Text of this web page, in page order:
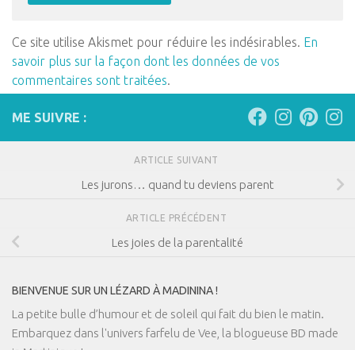
Ce site utilise Akismet pour réduire les indésirables. En
savoir plus sur la façon dont les données de vos
commentaires sont traitées.
ME SUIVRE :
ARTICLE SUIVANT
Les jurons… quand tu deviens parent
ARTICLE PRÉCÉDENT
Les joies de la parentalité
BIENVENUE SUR UN LÉZARD À MADININA !
La petite bulle d’humour et de soleil qui fait du bien le matin.
Embarquez dans l'univers farfelu de Vee, la blogueuse BD made